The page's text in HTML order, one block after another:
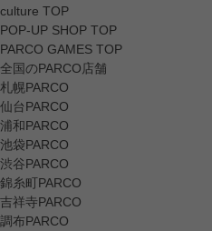
culture TOP
POP-UP SHOP TOP
PARCO GAMES TOP
全国のPARCO店舗
札幌PARCO
仙台PARCO
浦和PARCO
池袋PARCO
渋谷PARCO
錦糸町PARCO
吉祥寺PARCO
調布PARCO